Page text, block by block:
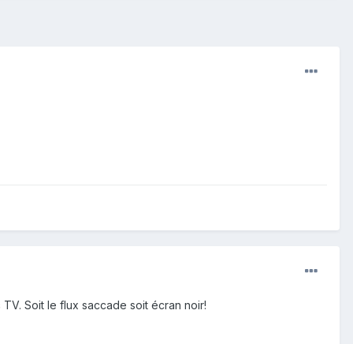
Soit le flux saccade soit écran noir!